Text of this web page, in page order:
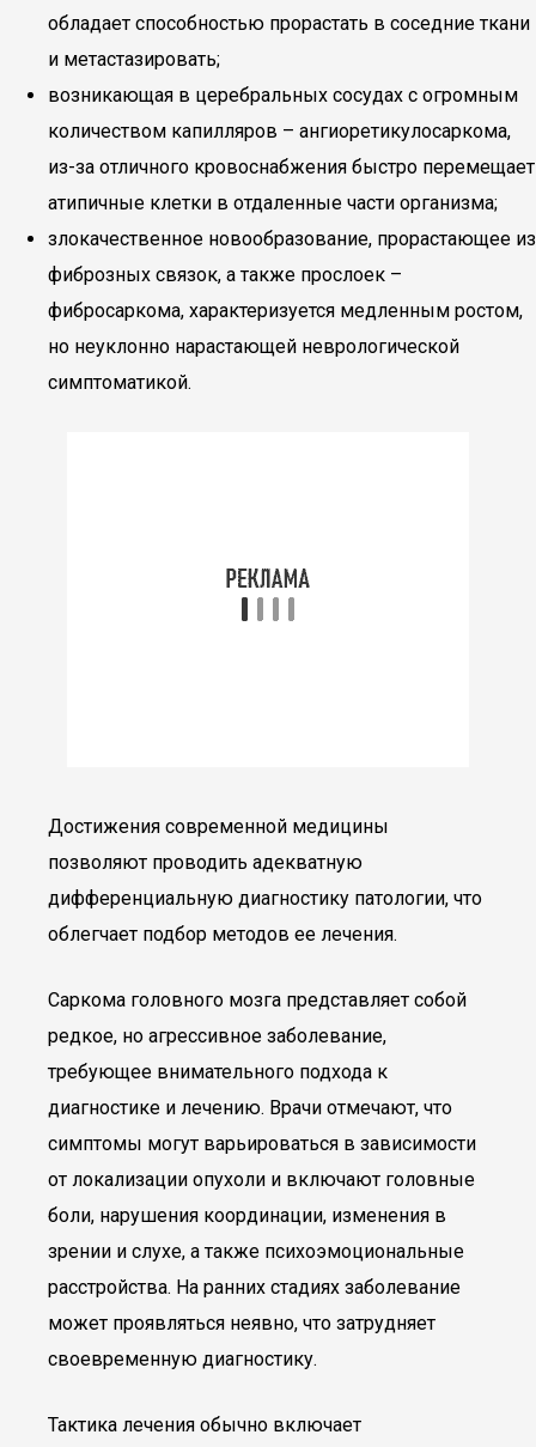
обладает способностью прорастать в соседние ткани
и метастазировать;
возникающая в церебральных сосудах с огромным
количеством капилляров – ангиоретикулосаркома,
из-за отличного кровоснабжения быстро перемещает
атипичные клетки в отдаленные части организма;
злокачественное новообразование, прорастающее из
фиброзных связок, а также прослоек –
фибросаркома, характеризуется медленным ростом,
но неуклонно нарастающей неврологической
симптоматикой.
Достижения современной медицины
позволяют проводить адекватную
дифференциальную диагностику патологии, что
облегчает подбор методов ее лечения.
Саркома головного мозга представляет собой
редкое, но агрессивное заболевание,
требующее внимательного подхода к
диагностике и лечению. Врачи отмечают, что
симптомы могут варьироваться в зависимости
от локализации опухоли и включают головные
боли, нарушения координации, изменения в
зрении и слухе, а также психоэмоциональные
расстройства. На ранних стадиях заболевание
может проявляться неявно, что затрудняет
своевременную диагностику.
Тактика лечения обычно включает